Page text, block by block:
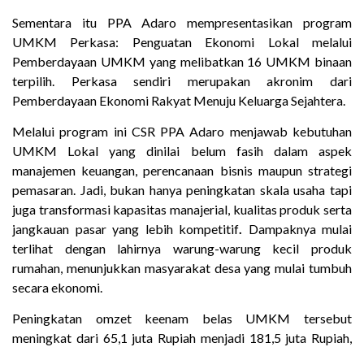
Sementara itu PPA Adaro mempresentasikan program
UMKM Perkasa: Penguatan Ekonomi Lokal melalui
Pemberdayaan UMKM yang melibatkan 16 UMKM binaan
terpilih. Perkasa sendiri merupakan akronim dari
Pemberdayaan Ekonomi Rakyat Menuju Keluarga Sejahtera.
Melalui program ini CSR PPA Adaro menjawab kebutuhan
UMKM Lokal yang dinilai belum fasih dalam aspek
manajemen keuangan, perencanaan bisnis maupun strategi
pemasaran. Jadi, bukan hanya peningkatan skala usaha tapi
juga transformasi kapasitas manajerial, kualitas produk serta
jangkauan pasar yang lebih kompetitif. Dampaknya mulai
terlihat dengan lahirnya warung-warung kecil produk
rumahan, menunjukkan masyarakat desa yang mulai tumbuh
secara ekonomi.
Peningkatan omzet keenam belas UMKM tersebut
meningkat dari 65,1 juta Rupiah menjadi 181,5 juta Rupiah,